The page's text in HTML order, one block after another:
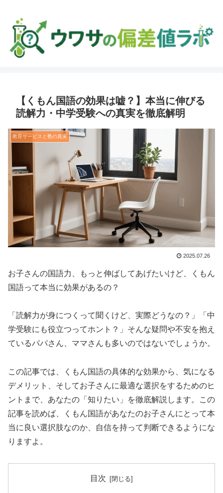
【くもん国語の効果は嘘？】本当に伸びる
読解力・中学受験への真実を徹底解明
教育サービスと塾の真実
2025.07.26
お子さんの国語力、もっと伸ばしてあげたいけど、くもん
国語って本当に効果があるの？
「読解力が身につくって聞くけど、実際どうなの？」「中
学受験にも役立つってホント？」そんな疑問や不安を抱え
ているパパさん、ママさんも多いのではないでしょうか。
この記事では、くもん国語の具体的な効果から、気になる
デメリット、そしてお子さんに最適な選択をするためのヒ
ントまで、あなたの「知りたい」を徹底解説します。この
記事を読めば、くもん国語があなたのお子さんにとって本
当に良い選択肢なのか、自信を持って判断できるようにな
りますよ。
目次